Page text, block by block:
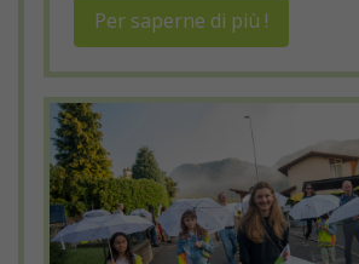
Per saperne di più !